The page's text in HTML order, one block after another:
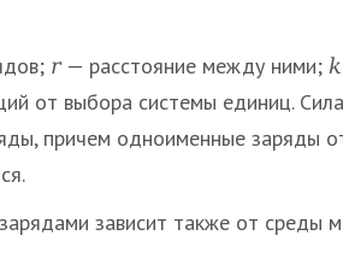
r— расстояние между ними; k
от выбора системы единиц.
причем одноименные заряды
зависит также от среды